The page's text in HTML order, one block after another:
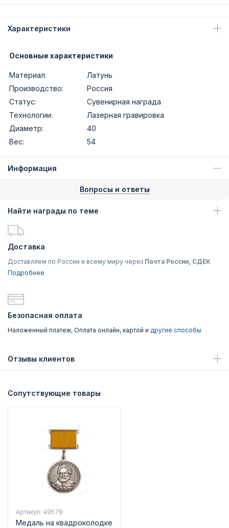
Характеристики
Основные характеристики
Материал:
Латунь
Производство:
Россия
Статус:
Сувенирная награда
Технологии:
Лазерная гравировка
Диаметр:
40
Вес:
54
Информация
Вопросы и ответы
Найти награды по теме
Доставка
Доставляем по России и всему миру через Почта России, СДЕК
Подробнее
Безопасная оплата
Наложенный платеж, Оплата онлайн, картой и другие способы
Отзывы клиентов
Сопутствующие товары
Артикул: 49578
Медаль на квадроколодке